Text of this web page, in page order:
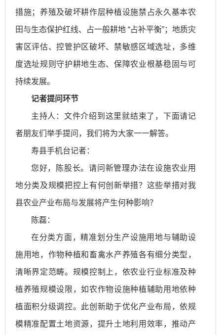
措施；养殖及破坏耕作层种植设施禁占永久基本农
田与生态保护红线、占一般耕地 “占补平衡”；地质灾
害区评估、控管护区破坏、禁敏感区域选址，多维
度选址规则守护耕地生态、保障农业根基稳固与可
持续发展。
记者提问环节
主持人：文件介绍到这里就结束了，下面请记
者朋友们举手提问，我们将为大家一一解答。
寿县手机台记者：
您好，陈股长。请问新管理办法在设施农业用
地分类及规模把控上有何创新举措？这些举措对我
县农业产业布局与发展将产生何种影响？
陈磊：
在分类方面，精准划分生产设施用地与辅助设
施用地，作物种植和畜禽水产养殖各有细分类型，
清晰界定范畴。规模控制上，依农业行业标准及种
植养殖规模设限，如农作物设施种植辅助用地依种
植面积分级调控。此创新助于优化产业布局，依规
模精准配置土地资源，提升土地利用效率，推动产